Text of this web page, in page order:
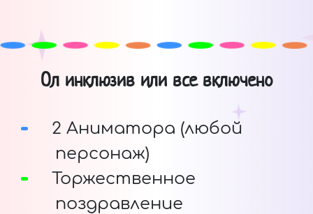
Ол инклюзив или все включено
2 Аниматора (любой
персонаж)
Торжественное
поздравление